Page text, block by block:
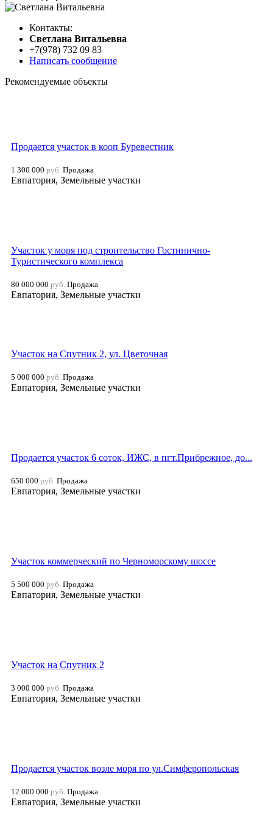
Контакты:
Cветлана Витальевна
+7(978) 732 09 83
Написать сообщение
Рекомендуемые объекты
Продается участок в кооп Буревестник
1 300 000 руб. Продажа
Евпатория, Земельные участки
Участок у моря под строительство Гостинично-
Туристического комплекса
80 000 000 руб. Продажа
Евпатория, Земельные участки
Участок на Спутник 2, ул. Цветочная
5 000 000 руб. Продажа
Евпатория, Земельные участки
Продается участок 6 соток, ИЖС, в пгт.Прибрежное, до...
650 000 руб. Продажа
Евпатория, Земельные участки
Участок коммерческий по Черноморскому шоссе
5 500 000 руб. Продажа
Евпатория, Земельные участки
Участок на Спутник 2
3 000 000 руб. Продажа
Евпатория, Земельные участки
Продается участок возле моря по ул.Симферопольская
12 000 000 руб. Продажа
Евпатория, Земельные участки